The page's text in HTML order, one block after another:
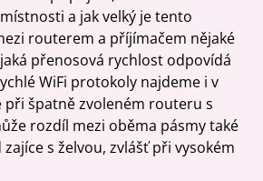
a jak velký je tento
routerem a příjímačem nějaké
přenosová rychlost odpovídá
WiFi protokoly najdeme i v
při špatně zvoleném routeru s
rozdíl mezi oběma pásmy také
s želvou, zvlášť při vysokém